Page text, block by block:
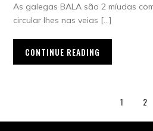
As galegas BALA são 2 míudas
circular lhes nas veias […]
CONTINUE READING
1 2